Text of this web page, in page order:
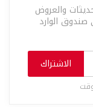
والعروض
الوارد
الاشتراك